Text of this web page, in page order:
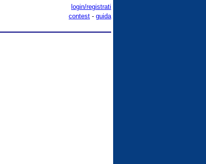
login/registrati
contest - guida